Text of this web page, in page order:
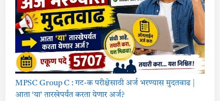
MPSC Group C : गट-क परीक्षेसाठी अर्ज भरण्यास मुदतवाढ |
आता ‘या’ तारखेपर्यंत करता येणार अर्ज?